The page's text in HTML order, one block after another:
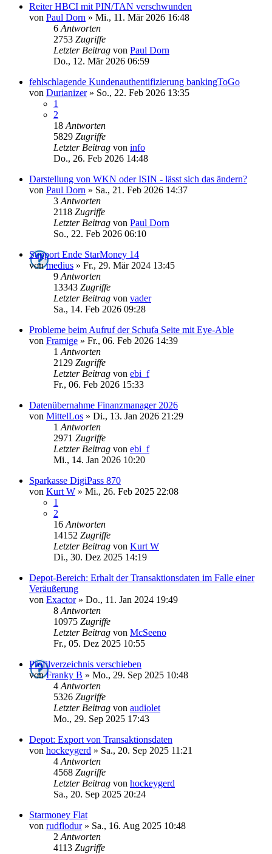
Reiter HBCI mit PIN/TAN verschwunden
von Paul Dorn » Mi., 11. Mär 2026 16:48
6 Antworten
2753 Zugriffe
Letzter Beitrag von Paul Dorn
Do., 12. Mär 2026 06:59
fehlschlagende Kundenauthentifizierung bankingToGo
von Durianizer» So., 22. Feb 2026 13:35
1
2
18 Antworten
5829 Zugriffe
Letzter Beitrag von info
Do., 26. Feb 2026 14:48
Darstellung von WKN oder ISIN - lässt sich das ändern?
von Paul Dorn » Sa., 21. Feb 2026 14:37
3 Antworten
2118 Zugriffe
Letzter Beitrag von Paul Dorn
So., 22. Feb 2026 06:10
Support Ende StarMoney 14
vonmedius » Fr., 29. Mär 2024 13:45
9 Antworten
13343 Zugriffe
Letzter Beitrag von vader
Sa., 14. Feb 2026 09:28
Probleme beim Aufruf der Schufa Seite mit Eye-Able
von Framige » Fr., 06. Feb 2026 14:39
1 Antworten
2129 Zugriffe
Letzter Beitrag von ebi_f
Fr., 06. Feb 2026 15:33
Datenübernahme Finanzmanager 2026
von MittelLos » Di., 13. Jan 2026 21:29
1 Antworten
2971 Zugriffe
Letzter Beitrag von ebi_f
Mi., 14. Jan 2026 10:20
Sparkasse DigiPass 870
von Kurt W » Mi., 26. Feb 2025 22:08
1
2
16 Antworten
14152 Zugriffe
Letzter Beitrag von Kurt W
Di., 30. Dez 2025 14:19
Depot-Bereich: Erhalt der Transaktionsdaten im Falle einer
Veräußerung
von Exactor» Do., 11. Jan 2024 19:49
8 Antworten
10975 Zugriffe
Letzter Beitrag von McSeeno
Fr., 05. Dez 2025 10:55
Profilverzeichnis verschieben
vonFranky B » Mo., 29. Sep 2025 10:48
4 Antworten
5326 Zugriffe
Letzter Beitrag von audiolet
Mo., 29. Sep 2025 17:43
Depot: Export von Transaktionsdaten
von hockeygerd » Sa., 20. Sep 2025 11:21
4 Antworten
4568 Zugriffe
Letzter Beitrag von hockeygerd
Sa., 20. Sep 2025 20:24
Starmoney Flat
von rudflodur» Sa., 16. Aug 2025 10:48
2 Antworten
4113 Zugriffe